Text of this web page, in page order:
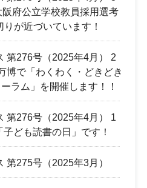
府公立学校教員採用選考
が近づいています！
第276号（2025年4月） 2
博で「わくわく・どきどき
ラム」を開催します！！
第276号（2025年4月） 1
ども読書の日」です！
第275号（2025年3月）